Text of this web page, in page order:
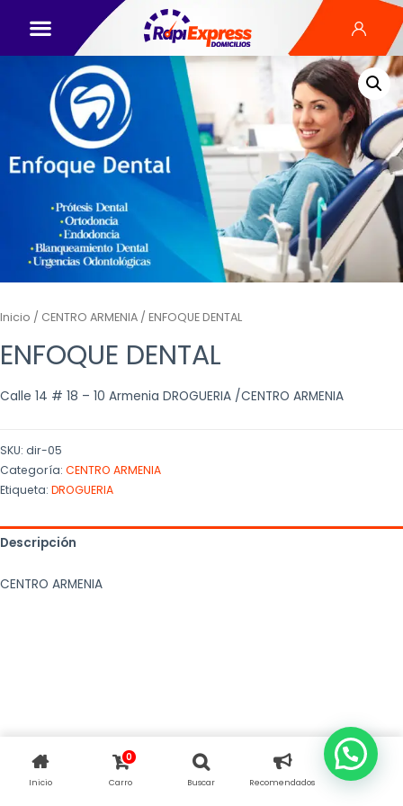
Inicio / CENTRO ARMENIA / ENFOQUE DENTAL
ENFOQUE DENTAL
Calle 14 # 18 – 10 Armenia DROGUERIA /CENTRO ARMENIA
SKU: dir-05
Categoría: CENTRO ARMENIA
Etiqueta: DROGUERIA
Descripción
CENTRO ARMENIA
Inicio
0
Carro Buscar Recomendados